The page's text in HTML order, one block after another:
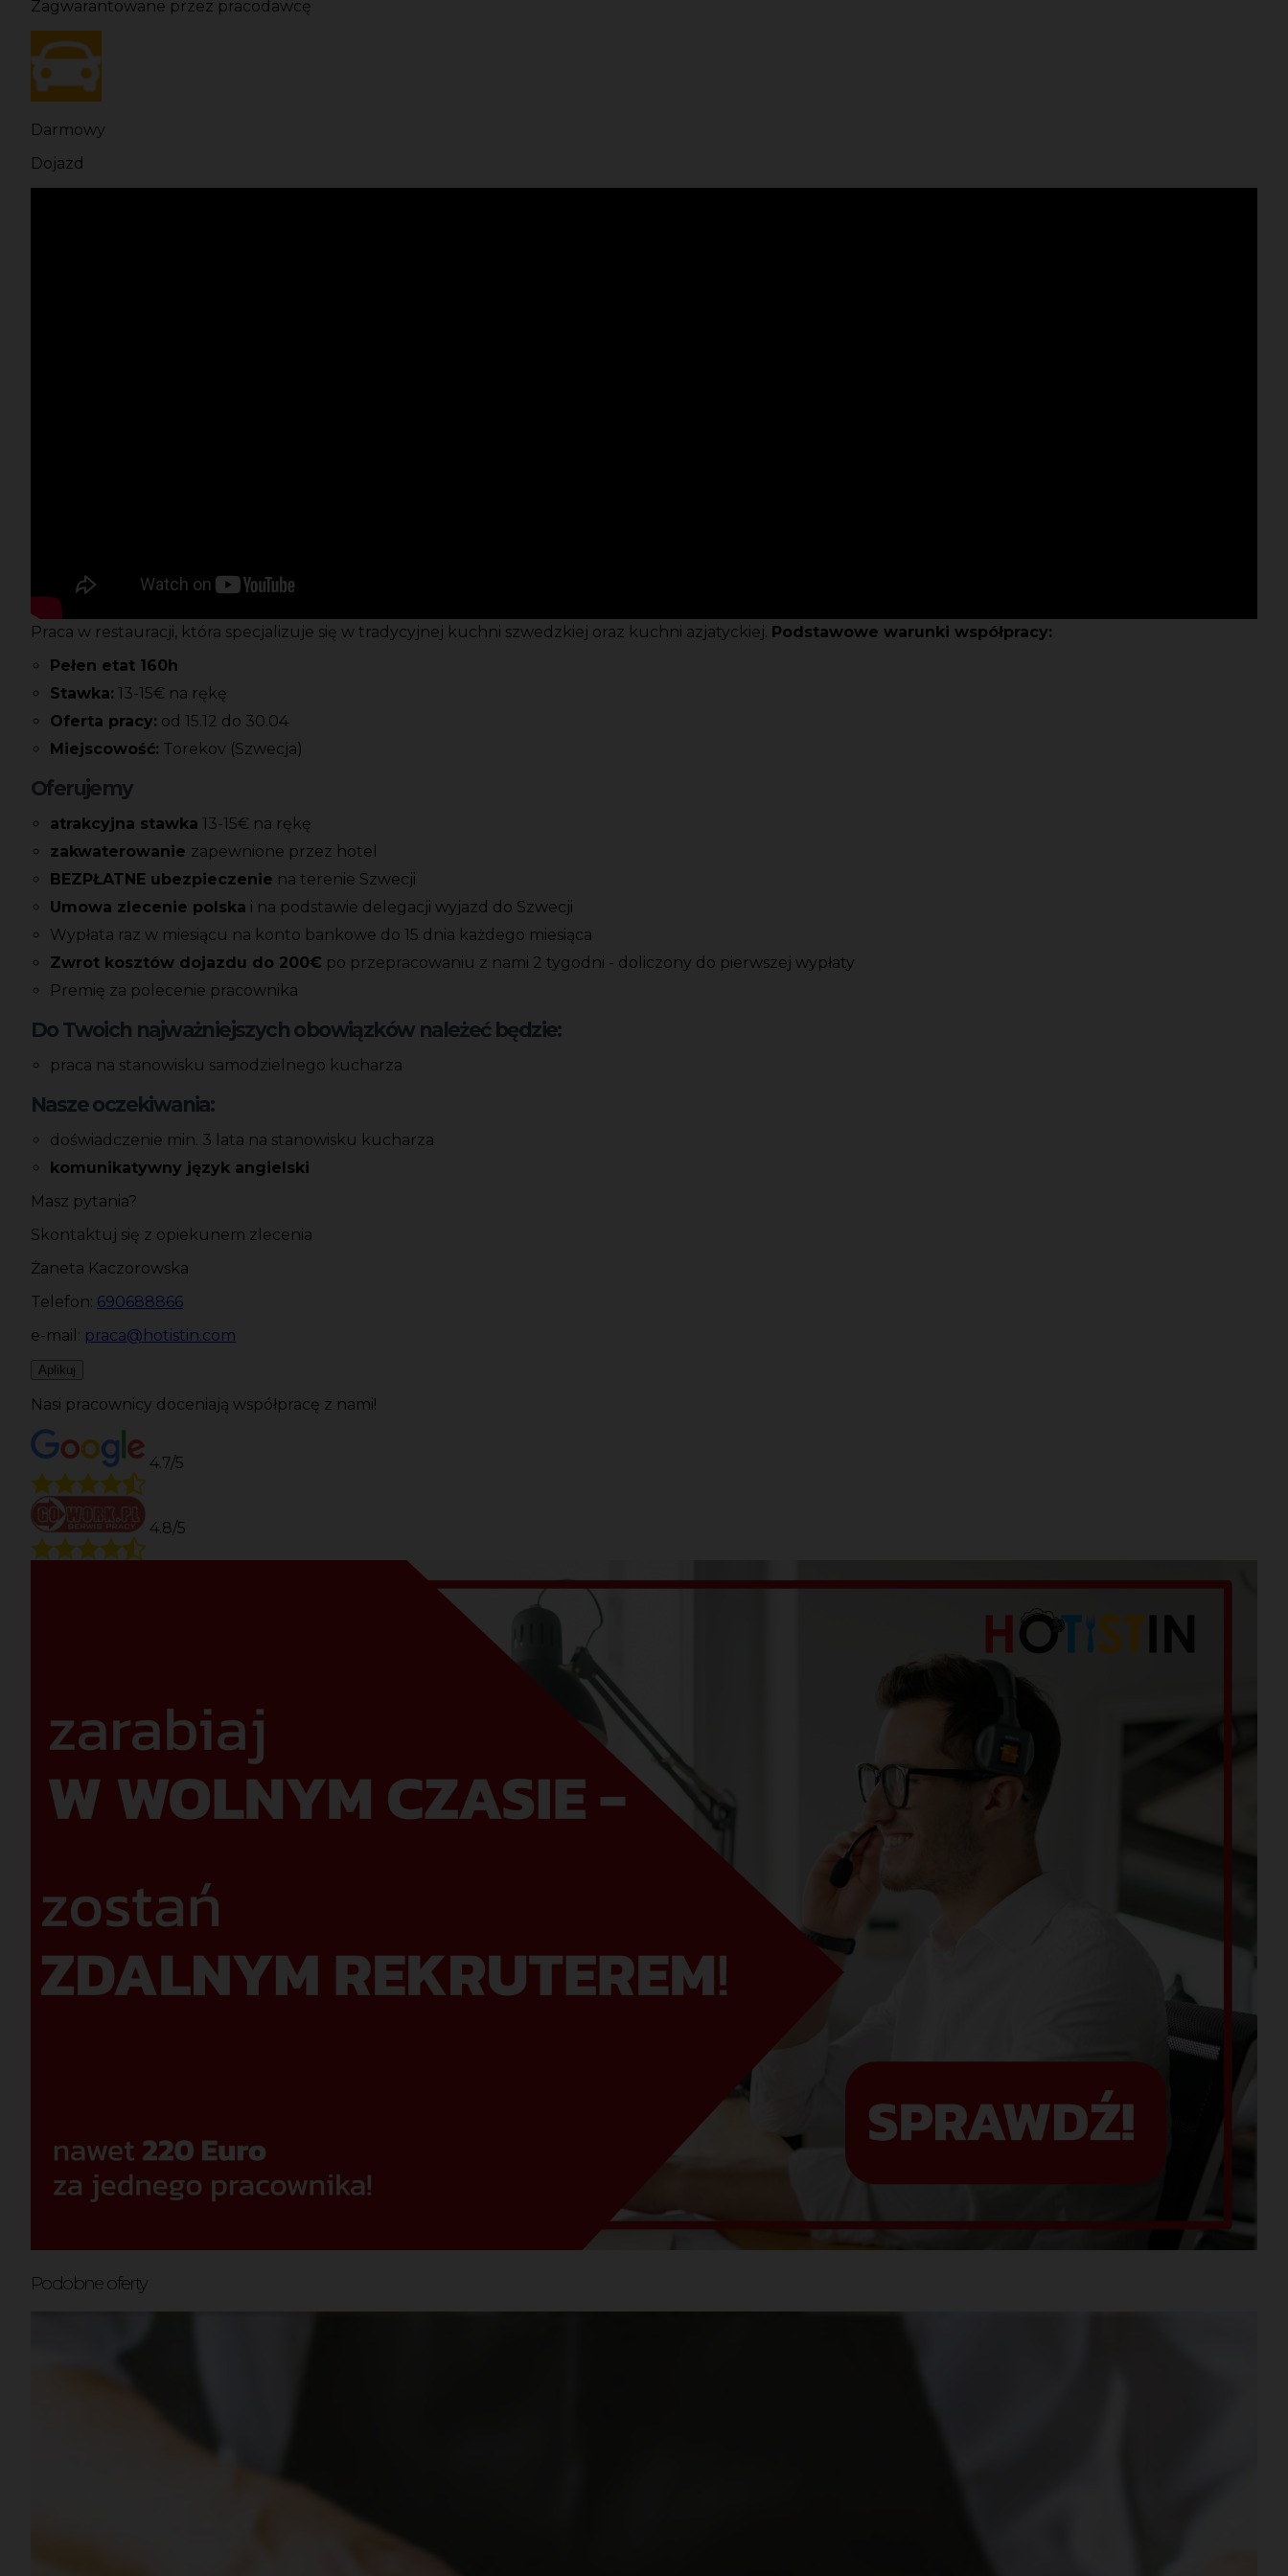
Zagwarantowane przez pracodawcę
Darmowy
Dojazd
Praca w restauracji, która specjalizuje się w tradycyjnej kuchni szwedzkiej oraz kuchni azjatyckiej. Podstawowe warunki współpracy:
Pełen etat 160h
Stawka: 13-15€ na rękę
Oferta pracy: od 15.12 do 30.04
Miejscowość: Torekov (Szwecja)
Oferujemy
atrakcyjna stawka 13-15€ na rękę
zakwaterowanie zapewnione przez hotel
BEZPŁATNE ubezpieczenie na terenie Szwecji
Umowa zlecenie polska i na podstawie delegacji wyjazd do Szwecji
Wypłata raz w miesiącu na konto bankowe do 15 dnia każdego miesiąca
Zwrot kosztów dojazdu do 200€ po przepracowaniu z nami 2 tygodni - doliczony do pierwszej wypłaty
Premię za polecenie pracownika
Do Twoich najważniejszych obowiązków należeć będzie:
praca na stanowisku samodzielnego kucharza
Nasze oczekiwania:
doświadczenie min. 3 lata na stanowisku kucharza
komunikatywny język angielski
Masz pytania?
Skontaktuj się z opiekunem zlecenia
Żaneta Kaczorowska
Telefon: 690688866
e-mail: praca@hotistin.com
Aplikuj
Nasi pracownicy doceniają współpracę z nami!
4.7/5
4.8/5
Podobne oferty